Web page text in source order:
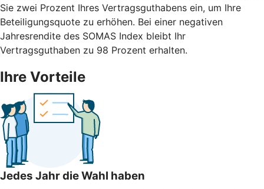
Sie zwei Prozent Ihres Vertragsguthabens ein, um Ihre
Beteiligungsquote zu erhöhen. Bei einer negativen
Jahresrendite des SOMAS Index bleibt Ihr
Vertragsguthaben zu 98 Prozent erhalten.
Ihre Vorteile
Jedes Jahr die Wahl haben